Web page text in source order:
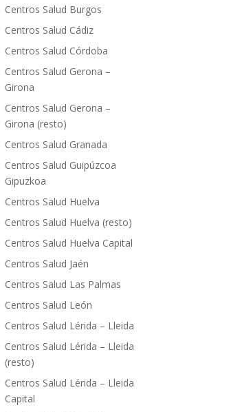
Centros Salud Burgos
Centros Salud Cádiz
Centros Salud Córdoba
Centros Salud Gerona –
Girona
Centros Salud Gerona –
Girona (resto)
Centros Salud Granada
Centros Salud Guipúzcoa
Gipuzkoa
Centros Salud Huelva
Centros Salud Huelva (resto)
Centros Salud Huelva Capital
Centros Salud Jaén
Centros Salud Las Palmas
Centros Salud León
Centros Salud Lérida – Lleida
Centros Salud Lérida – Lleida
(resto)
Centros Salud Lérida – Lleida
Capital